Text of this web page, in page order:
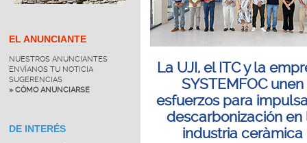
EL ANUNCIANTE
NUESTROS ANUNCIANTES
ENVÍANOS TU NOTICIA
SUGERENCIAS
» CÓMO ANUNCIARSE
DE INTERÉS
La UJI, el ITC y la
SYSTEMFOC unen
esfuerzos para
descarbonización en
industria ceràmica